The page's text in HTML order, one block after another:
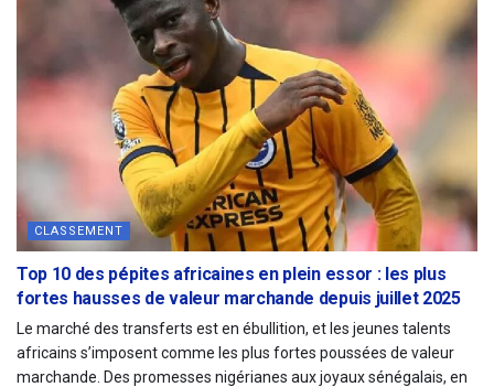
CLASSEMENT
Top 10 des pépites africaines en plein essor : les plus
fortes hausses de valeur marchande depuis juillet 2025
Le marché des transferts est en ébullition, et les jeunes talents
africains s’imposent comme les plus fortes poussées de valeur
marchande. Des promesses nigérianes aux joyaux sénégalais, en